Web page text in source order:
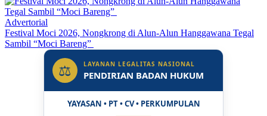
Advertorial
Festival Moci 2026, Nongkrong di Alun-Alun Hanggawana Tegal
Sambil “Moci Bareng”
⚖ LAYANAN LEGALITAS NASIONAL
PENDIRIAN BADAN HUKUM
YAYASAN • PT • CV • PERKUMPULAN